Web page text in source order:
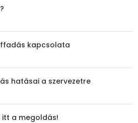
kapcsolata
hatásai a szervezetre
itt a megoldás!